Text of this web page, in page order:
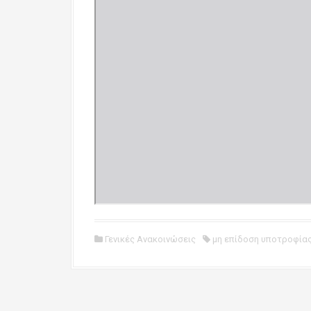
Γενικές Ανακοινώσεις μη επίδοση υποτροφίας